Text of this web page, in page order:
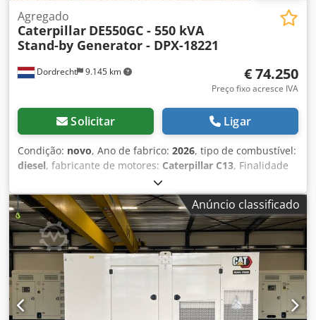
Dordrecht 9.145 km
Agregado
Caterpillar DE550GC - 550 kVA
Stand-by Generator - DPX-18221
€ 74.250
Preço fixo acresce IVA
Solicitar Ligar
Condição: novo, Ano de fabrico: 2026, tipo de combustível:
diesel, fabricante de motores: Caterpillar C13, Finalidade
de utilização: construção civil Dedpfsxvk Hwex Ackock Peso
em vazio: 3.886 kg Potência do gerador: 550 kVA
Dimensões da área de carga: 477 x 163 x 236 cm Marcação
CE: sim Condições de entrega: EXW Volume do tanque de
água: 721 l País de produção: CN Para mais informações,
contacte a equipa DPX. = Opções e acessórios adicionais =
- Bateria - Painel de controlo - Teto de aço - Cisterna
Anúncio classificado